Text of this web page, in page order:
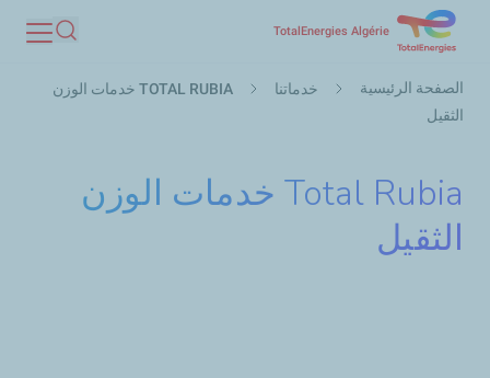
المحتوى
TotalEnergies Algérie
بحث
مسار
التنقل
الصفحة الرئيسية خدماتنا
TOTAL RUBIA خدمات الوزن
الثقيل
Total Rubia خدمات الوزن
الثقيل